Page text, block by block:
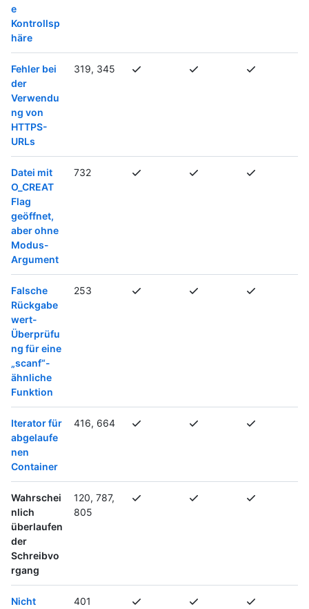
e
Kontrollsp
häre
Fehler bei
der
Verwendu
ng von
HTTPS-
URLs
319, 345
Datei mit
O_CREAT
Flag
geöffnet,
aber ohne
Modus-
Argument
732
Falsche
Rückgabe
wert-
Überprüfu
ng für eine
„scanf“-
ähnliche
Funktion
253
Iterator für
abgelaufe
nen
Container
416, 664
Wahrschei
nlich
überlaufen
der
Schreibvo
rgang
120, 787,
805
Nicht
401